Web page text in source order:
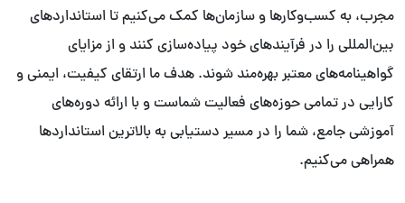
مجرب، به کسب‌وکارها و سازمان‌ها کمک می‌کنیم تا استانداردهای
بین‌المللی را در فرآیندهای خود پیاده‌سازی کنند و از مزایای
گواهینامه‌های معتبر بهره‌مند شوند. هدف ما ارتقای کیفیت، ایمنی و
کارایی در تمامی حوزه‌های فعالیت شماست و با ارائه دوره‌های
آموزشی جامع، شما را در مسیر دستیابی به بالاترین استانداردها
همراهی می‌کنیم.